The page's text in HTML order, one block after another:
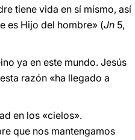
tiene vida en sí mismo, así
es Hijo del hombre» (Jn 5,
ya en este mundo. Jesús
razón «ha llegado a
en los «cielos».
que nos mantengamos